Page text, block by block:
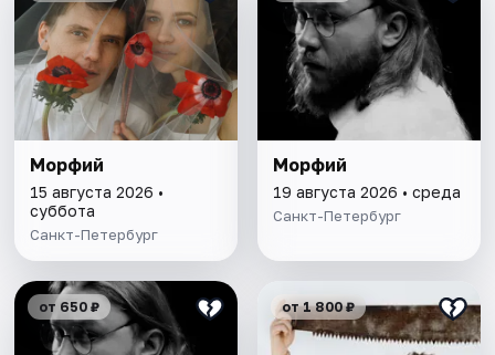
Морфий
15 августа 2026 •
суббота
Санкт-Петербург
Морфий
19 августа 2026 • среда
Санкт-Петербург
от 650 ₽ от 1 800 ₽